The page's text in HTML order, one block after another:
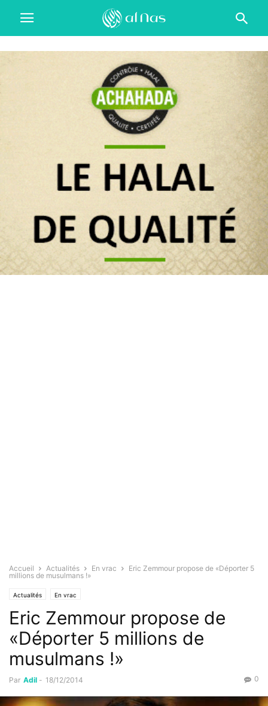
Accueil Actualités En vrac
Eric Zemmour propose de «Déporter 5
millions de musulmans !»
Actualités En vrac
Eric Zemmour propose de
«Déporter 5 millions de
musulmans !»
Par Adil - 18/12/2014 0